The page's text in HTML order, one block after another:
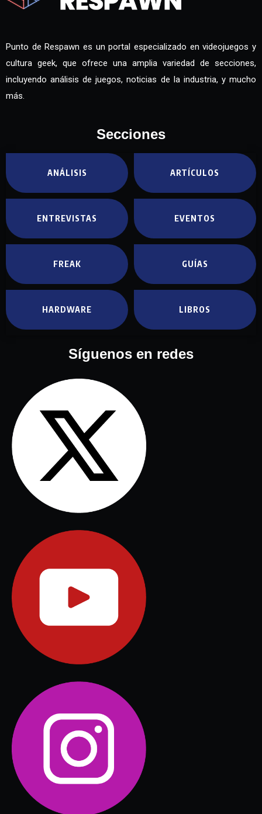
Punto de Respawn es un portal especializado en videojuegos y
cultura geek, que ofrece una amplia variedad de secciones,
incluyendo análisis de juegos, noticias de la industria, y mucho
más.
Secciones
ANÁLISIS ARTÍCULOS
ENTREVISTAS EVENTOS
FREAK GUÍAS
HARDWARE LIBROS
Síguenos en redes